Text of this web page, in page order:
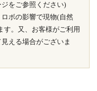
をご参照ください)
ボの影響で現物(自然
す。又、お客様がご利用
える場合がございま